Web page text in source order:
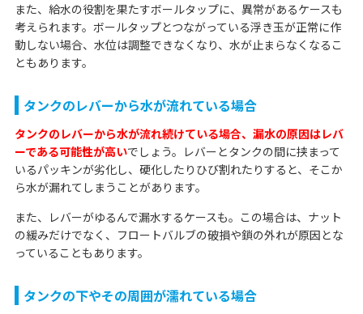
また、給水の役割を果たすボールタップに、異常があるケースも
考えられます。ボールタップとつながっている浮き玉が正常に作
動しない場合、水位は調整できなくなり、水が止まらなくなるこ
ともあります。
タンクのレバーから水が流れている場合
タンクのレバーから水が流れ続けている場合、漏水の原因はレバ
ーである可能性が高いでしょう。レバーとタンクの間に挟まって
いるパッキンが劣化し、硬化したりひび割れたりすると、そこか
ら水が漏れてしまうことがあります。
また、レバーがゆるんで漏水するケースも。この場合は、ナット
の緩みだけでなく、フロートバルブの破損や鎖の外れが原因とな
っていることもあります。
タンクの下やその周囲が濡れている場合